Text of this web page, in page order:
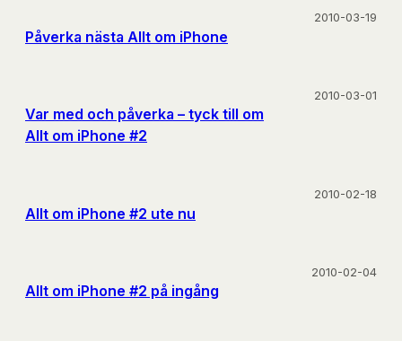
Påverka nästa Allt om iPhone
2010-03-19
Var med och påverka – tyck till om
Allt om iPhone #2
2010-03-01
Allt om iPhone #2 ute nu
2010-02-18
Allt om iPhone #2 på ingång
2010-02-04